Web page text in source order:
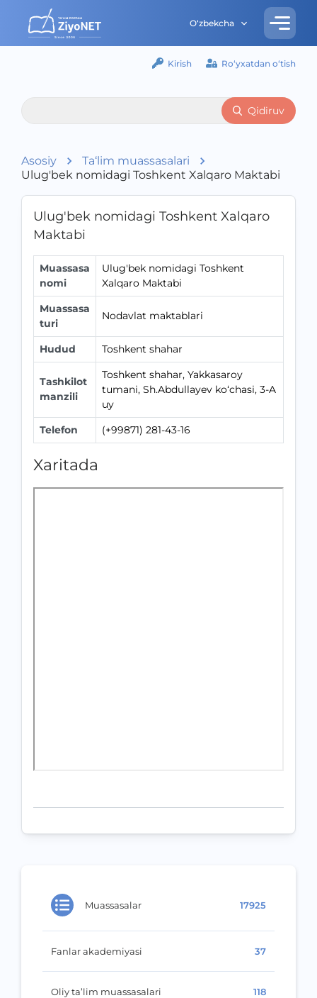
O‘zbekcha
Kirish Ro‘yxatdan o‘tish
Qidiruv
Asosiy
Ta‘lim muassasalari
Ulug'bek nomidagi Toshkent Xalqaro Maktabi
Muassasalar 17925
Fanlar akademiyasi 37
Oliy ta’lim muassasalari 118
Ulug'bek nomidagi Toshkent Xalqaro
Maktabi
Muassasa
nomi
Ulug'bek nomidagi Toshkent
Xalqaro Maktabi
Muassasa
turi
Nodavlat maktablari
Hudud Toshkent shahar
Tashkilot
manzili
Toshkent shahar, Yakkasaroy
tumani, Sh.Abdullayev ko‘chasi, 3-A
uy
Telefon
(+99871) 281-43-16
Xaritada